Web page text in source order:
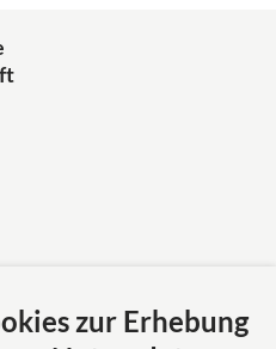
zur Erhebung